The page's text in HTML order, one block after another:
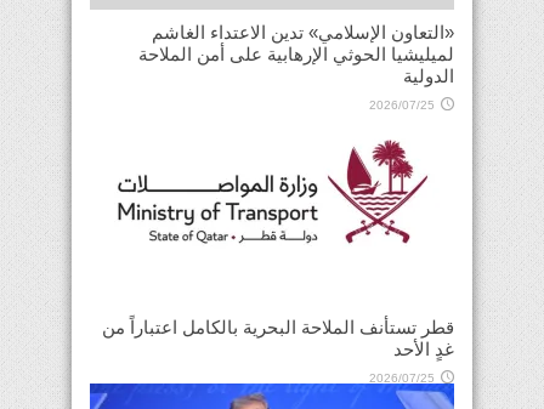
«التعاون الإسلامي» تدين الاعتداء الغاشم
لميليشيا الحوثي الإرهابية على أمن الملاحة
الدولية
2026/07/25
قطر تستأنف الملاحة البحرية بالكامل اعتباراً من
غدٍ الأحد
2026/07/25